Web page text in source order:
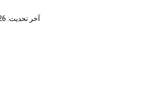
آخر تحديث: Aug 03, 2026